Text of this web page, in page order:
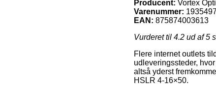
Producent: Vortex
Varenummer:
EAN: 875874003613
Vurderet til 4.2 ud af 5
Flere internet outlets
udleveringssteder,
altså yderst
HSLR 4-16×50.